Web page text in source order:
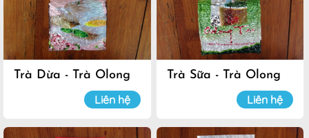
Trà Dừa - Trà Olong
Liên hệ
Trà Sữa - Trà Olong
Liên hệ